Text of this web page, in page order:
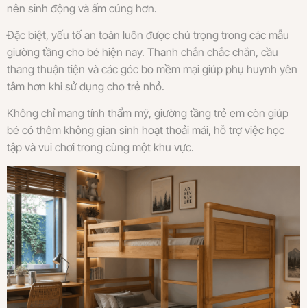
nên sinh động và ấm cúng hơn.
Đặc biệt, yếu tố an toàn luôn được chú trọng trong các mẫu
giường tầng cho bé hiện nay. Thanh chắn chắc chắn, cầu
thang thuận tiện và các góc bo mềm mại giúp phụ huynh yên
tâm hơn khi sử dụng cho trẻ nhỏ.
Không chỉ mang tính thẩm mỹ, giường tầng trẻ em còn giúp
bé có thêm không gian sinh hoạt thoải mái, hỗ trợ việc học
tập và vui chơi trong cùng một khu vực.